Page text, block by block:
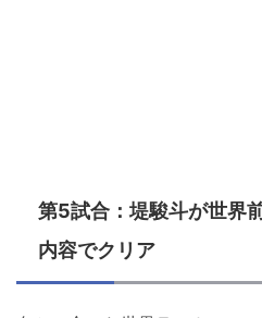
第5試合：堤駿斗が世界
内容でクリア